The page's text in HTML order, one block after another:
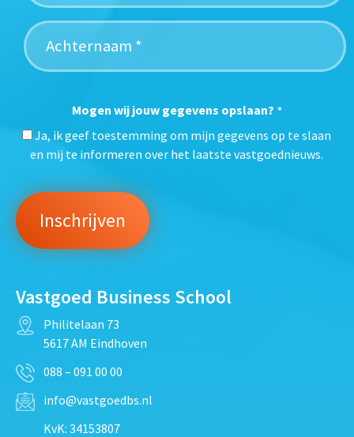
Mogen wij jouw gegevens opslaan? *
Ja, ik geef toestemming om mijn gegevens op te slaan
en mij te informeren over het laatste vastgoednieuws.
Vastgoed Business School
Philitelaan 73
5617 AM Eindhoven
088 – 091 00 00
info@vastgoedbs.nl
KvK: 34153807